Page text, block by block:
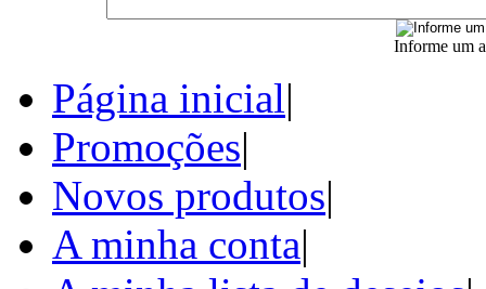
Informe um
Página inicial|
Promoções|
Novos produtos|
A minha conta|